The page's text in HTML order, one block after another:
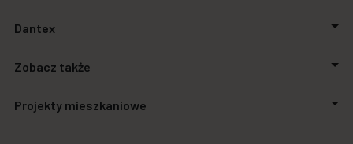
Dantex
Relacje inwestorskie
Biuro prasowe
Zobacz także
Zakupimy grunty
Projekty mieszkaniowe